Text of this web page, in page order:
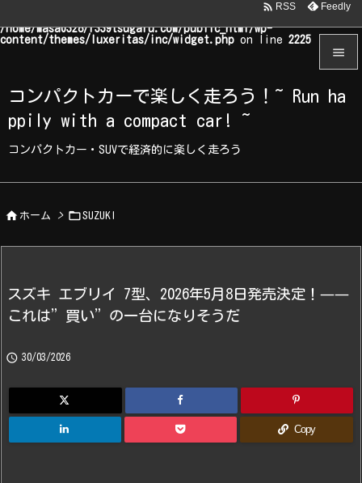
/home/masa0328/r339tsugaru.com/public_html/wp-
content/themes/luxeritas/inc/widget.php on line 2225
コンパクトカーで楽しく走ろう！~ Run ha
ppily with a compact car! ~
コンパクトカー・SUVで経済的に楽しく走ろう


メニュ

 RSS Feedly
 ホーム > SUZUKI
スズキ エブリイ 7型、2026年5月8日発売決定！——
これは”買い”の一台になりそうだ
 30/03/2026
Copy